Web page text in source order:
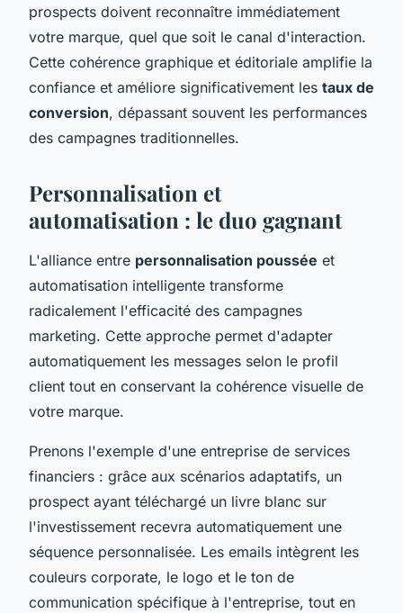
prospects doivent reconnaître immédiatement
votre marque, quel que soit le canal d'interaction.
Cette cohérence graphique et éditoriale amplifie la
confiance et améliore significativement les taux de
conversion, dépassant souvent les performances
des campagnes traditionnelles.
Personnalisation et
automatisation : le duo gagnant
L'alliance entre personnalisation poussée et
automatisation intelligente transforme
radicalement l'efficacité des campagnes
marketing. Cette approche permet d'adapter
automatiquement les messages selon le profil
client tout en conservant la cohérence visuelle de
votre marque.
Prenons l'exemple d'une entreprise de services
financiers : grâce aux scénarios adaptatifs, un
prospect ayant téléchargé un livre blanc sur
l'investissement recevra automatiquement une
séquence personnalisée. Les emails intègrent les
couleurs corporate, le logo et le ton de
communication spécifique à l'entreprise, tout en